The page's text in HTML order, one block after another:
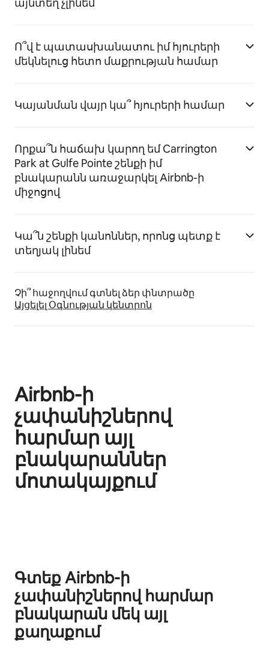
Ո՞վ է պատասխանատու իմ հյուրերի
մեկնելուց հետո մաքրության համար
Կայանման վայր կա՞ հյուրերի համար
Որքա՞ն հաճախ կարող եմ Carrington
Park at Gulfe Pointe շենքի իմ
բնակարանն առաջարկել Airbnb-ի
միջոցով
Կա՞ն շենքի կանոններ, որոնց պետք է
տեղյակ լինեմ
Չի՞ հաջողվում գտնել ձեր փնտրածը
Այցելել Օգնության կենտրոն
Airbnb-ի
չափանիշներով
հարմար այլ
բնակարաններ
մոտակայքում
Գտեք Airbnb-ի
չափանիշներով հարմար
բնակարան մեկ այլ
քաղաքում